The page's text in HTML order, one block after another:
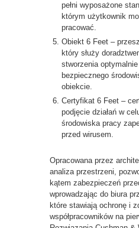
pełni wyposażone
którym użytkownik
pracować.
Obiekt 6 Feet –
który służy
stworzenia
bezpiecznego
obiekcie.
Certyfikat 6 Feet –
podjęcie działań w
środowiska pracy
przed wirusem.
Opracowana przez
analiza przestrzeni,
kątem zabezpieczeń
wprowadzając do biura
które stawiają ochronę i
współpracowników na